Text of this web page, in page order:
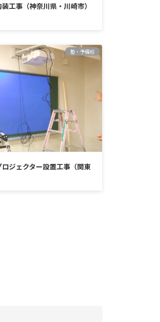
工事（神奈川県・川崎市）
塾・予備校
ジェクター設置工事（関東